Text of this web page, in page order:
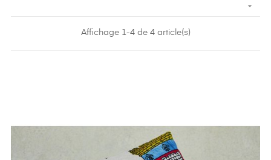

Affichage 1-4 de 4 article(s)